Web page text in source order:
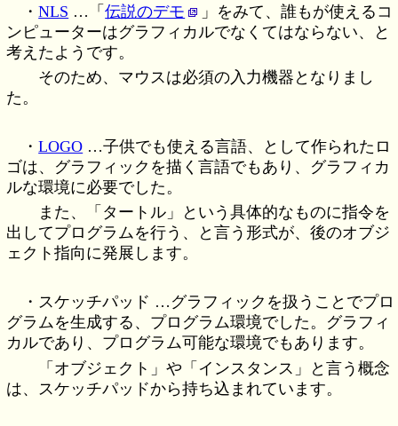
・NLS …「伝説のデモ
」をみて、誰もが使えるコ
ンピューターはグラフィカルでなくてはならない、と
考えたようです。
そのため、マウスは必須の入力機器となりまし
た。
・LOGO …子供でも使える言語、として作られたロ
ゴは、グラフィックを描く言語でもあり、グラフィカ
ルな環境に必要でした。
また、「タートル」という具体的なものに指令を
出してプログラムを行う、と言う形式が、後のオブジ
ェクト指向に発展します。
・スケッチパッド …グラフィックを扱うことでプロ
グラムを生成する、プログラム環境でした。グラフィ
カルであり、プログラム可能な環境でもあります。
「オブジェクト」や「インスタンス」と言う概念
は、スケッチパッドから持ち込まれています。